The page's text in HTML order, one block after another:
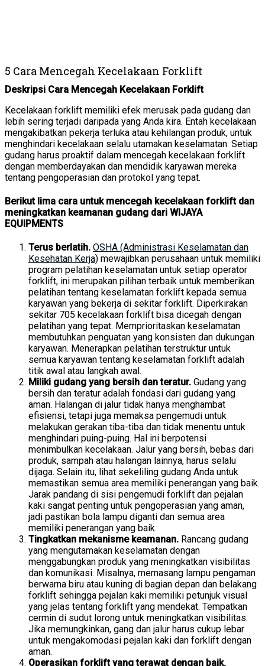
5 Cara Mencegah Kecelakaan Forklift
Deskripsi Cara Mencegah Kecelakaan Forklift
Kecelakaan forklift memiliki efek merusak pada gudang dan
lebih sering terjadi daripada yang Anda kira. Entah kecelakaan
mengakibatkan pekerja terluka atau kehilangan produk, untuk
menghindari kecelakaan selalu utamakan keselamatan. Setiap
gudang harus proaktif dalam mencegah kecelakaan forklift
dengan memberdayakan dan mendidik karyawan mereka
tentang pengoperasian dan protokol yang tepat.
Berikut lima cara untuk mencegah kecelakaan forklift dan
meningkatkan keamanan gudang dari WIJAYA
EQUIPMENTS
Terus berlatih. OSHA (Administrasi Keselamatan dan
Kesehatan Kerja) mewajibkan perusahaan untuk memiliki
program pelatihan keselamatan untuk setiap operator
forklift, ini merupakan pilihan terbaik untuk memberikan
pelatihan tentang keselamatan forklift kepada semua
karyawan yang bekerja di sekitar forklift. Diperkirakan
sekitar 705 kecelakaan forklift bisa dicegah dengan
pelatihan yang tepat. Memprioritaskan keselamatan
membutuhkan penguatan yang konsisten dan dukungan
karyawan. Menerapkan pelatihan terstruktur untuk
semua karyawan tentang keselamatan forklift adalah
titik awal atau langkah awal.
Miliki gudang yang bersih dan teratur. Gudang yang
bersih dan teratur adalah fondasi dari gudang yang
aman. Halangan di jalur tidak hanya menghambat
efisiensi, tetapi juga memaksa pengemudi untuk
melakukan gerakan tiba-tiba dan tidak menentu untuk
menghindari puing-puing. Hal ini berpotensi
menimbulkan kecelakaan. Jalur yang bersih, bebas dari
produk, sampah atau halangan lainnya, harus selalu
dijaga. Selain itu, lihat sekeliling gudang Anda untuk
memastikan semua area memiliki penerangan yang baik.
Jarak pandang di sisi pengemudi forklift dan pejalan
kaki sangat penting untuk pengoperasian yang aman,
jadi pastikan bola lampu diganti dan semua area
memiliki penerangan yang baik.
Tingkatkan mekanisme keamanan. Rancang gudang
yang mengutamakan keselamatan dengan
menggabungkan produk yang meningkatkan visibilitas
dan komunikasi. Misalnya, memasang lampu pengaman
berwarna biru atau kuning di bagian depan dan belakang
forklift sehingga pejalan kaki memiliki petunjuk visual
yang jelas tentang forklift yang mendekat. Tempatkan
cermin di sudut lorong untuk meningkatkan visibilitas.
Jika memungkinkan, gang dan jalur harus cukup lebar
untuk mengakomodasi pejalan kaki dan forklift dengan
aman.
Operasikan forklift yang terawat dengan baik.